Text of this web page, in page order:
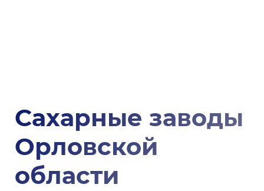
Сахарные заводы
Орловской
области